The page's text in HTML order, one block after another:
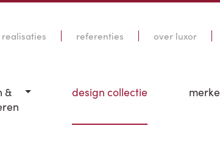
realisaties referenties over luxor
&
design collectie